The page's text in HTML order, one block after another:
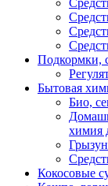
Подкормки,
Бытовая
Био,
химия
Кокосовые